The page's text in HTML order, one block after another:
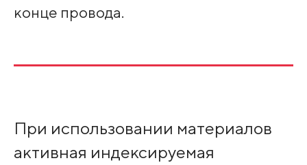
конце провода.
При использовании материалов
активная индексируемая